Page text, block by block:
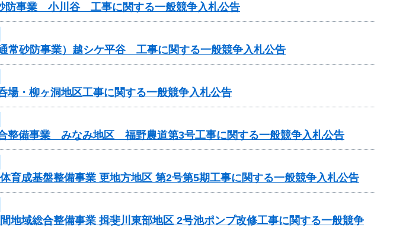
防事業 小川谷 工事に関する一般競争入札公告
常砂防事業）越シケ平谷 工事に関する一般競争入札公告
場・柳ヶ洞地区工事に関する一般競争入札公告
合整備事業 みなみ地区 福野農道第3号工事に関する一般競争入札公告
育成基盤整備事業 更地方地区 第2号第5期工事に関する一般競争入札公告
地域総合整備事業 揖斐川東部地区 2号池ポンプ改修工事に関する一般競争